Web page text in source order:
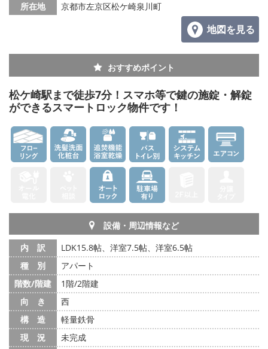
所在地
京都市左京区松ケ崎泉川町
地図を見る
おすすめポイント
松ケ崎駅まで徒歩7分！スマホ等で鍵の施錠・解錠
ができるスマートロック物件です！
設備・周辺情報など
内 訳
LDK15.8帖、洋室7.5帖、洋室6.5帖
種 別
アパート
階数/階建
1階/2階建
向 き
西
構 造
軽量鉄骨
現 況
未完成